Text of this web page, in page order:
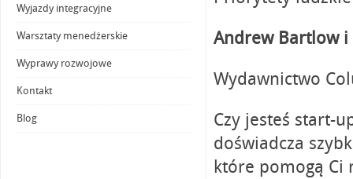
Wyjazdy integracyjne
Warsztaty menedżerskie
Wyprawy rozwojowe
Kontakt
Blog
Andrew Bartlow i
Wydawnictwo
Czy jesteś start-
doświadcza
które pomogą Ci